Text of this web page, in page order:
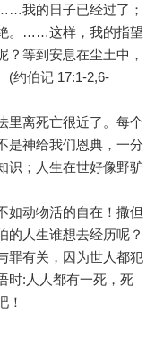
我的日子已经过了；
。……这样，我的指望
？等到安息在尘土中，
(约伯记 17:1-2,6-
里离死亡很近了。每个
是神给我们恩典，一分
识；人生在世好像野驴
如动物活的自在！撒但
的人生谁想去经历呢？
罪有关，因为世人都犯
时:人人都有一死，死
！